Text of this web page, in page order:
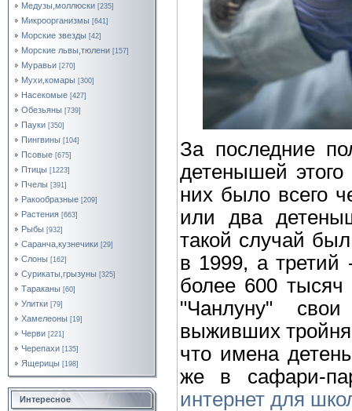
Медузы,моллюски [235]
Микроорганизмы [641]
Морские звезды [42]
Морские львы,тюлени [157]
Муравьи [270]
Мухи,комары [300]
Насекомые [427]
Обезьяны [739]
Пауки [350]
Пингвины [104]
Псовые [675]
Птицы [1223]
Пчелы [391]
Ракообразные [209]
Растения [663]
Рыбы [932]
Саранча,кузнечики [29]
Слоны [162]
Сурикаты,грызуны [325]
Тараканы [60]
Улитки [79]
Хамелеоны [19]
Черви [221]
Черепахи [135]
Ящерицы [198]
Интересное
За последние
детенышей
них было всего
или два
такой случай
в 1999, а третий
более 600 тысяч
"Чанлуну"
выживших
что имена
же в сафари-
интернет для